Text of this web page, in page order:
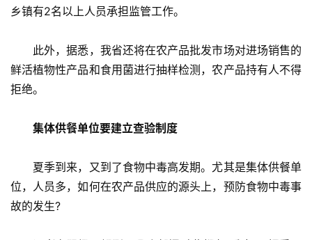
乡镇有2名以上人员承担监管工作。
此外，据悉，我省还将在农产品批发市场对进场销售的
鲜活植物性产品和食用菌进行抽样检测，农产品持有人不得
拒绝。
集体供餐单位要建立查验制度
夏季到来，又到了食物中毒高发期。尤其是集体供餐单
位，人员多，如何在农产品供应的源头上，预防食物中毒事
故的发生?